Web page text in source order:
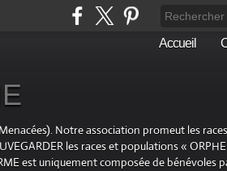
Accueil
Notre association promeut les
les races et populations «
est uniquement composée de bénévoles